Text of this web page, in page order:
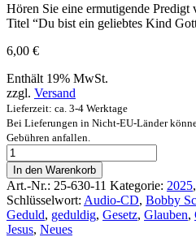
Hören Sie eine ermutigende
Titel “Du bist ein geliebtes Kind
6,00 €
Enthält 19% MwSt.
zzgl. Versand
Lieferzeit: ca. 3-4 Werktage
Bei Lieferungen in Nicht-EU-Länder
Gebühren anfallen.
In den Warenkorb
Art.-Nr.: 25-630-11 Kategorie: 2025,
Schlüsselwort: Audio-CD, Bobby
Geduld, geduldig, Gesetz, Glauben,
Jesus, Neues